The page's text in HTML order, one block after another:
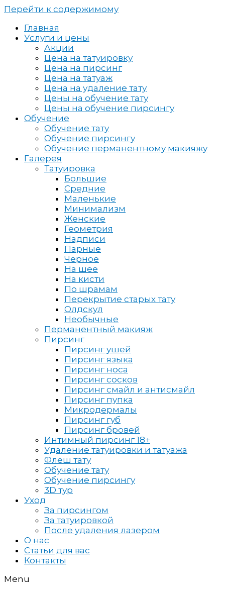
Перейти к содержимому
Главная
Услуги и цены
Акции
Цена на татуировку
Цена на пирсинг
Цена на татуаж
Цена на удаление тату
Цены на обучение тату
Цены на обучение пирсингу
Обучение
Обучение тату
Обучение пирсингу
Обучение перманентному макияжу
Галерея
Татуировка
Большие
Средние
Маленькие
Минимализм
Женские
Геометрия
Надписи
Парные
Черное
На шее
На кисти
По шрамам
Перекрытие старых тату
Олдскул
Необычные
Перманентный макияж
Пирсинг
Пирсинг ушей
Пирсинг языка
Пирсинг носа
Пирсинг сосков
Пирсинг смайл и антисмайл
Пирсинг пупка
Микродермалы
Пирсинг губ
Пирсинг бровей
Интимный пирсинг 18+
Удаление татуировки и татуажа
Флеш тату
Обучение тату
Обучение пирсингу
3D тур
Уход
За пирсингом
За татуировкой
После удаления лазером
О нас
Статьи для вас
Контакты
Menu